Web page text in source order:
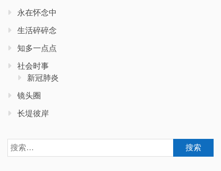
永在怀念中
生活碎碎念
知多一点点
社会时事
新冠肺炎
镜头圈
长堤彼岸
搜
索：